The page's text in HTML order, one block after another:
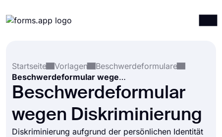
Integrationen
Vorlagen
Preise
Startseite
Vorlagen
Beschwerdeformulare
Beschwerdeformular wegen Diskriminierung
Beschwerdeformular
wegen Diskriminierung
Diskriminierung aufgrund der persönlichen Identität